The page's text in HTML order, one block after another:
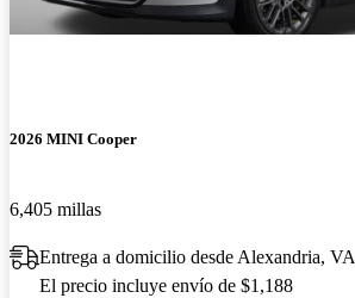
2026 MINI Cooper
6,405 millas
Entrega a domicilio desde Alexandria, VA
El precio incluye envío de $1,188